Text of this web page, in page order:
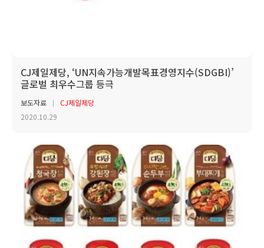
CJ제일제당, ‘UN지속가능개발목표경영지수(SDGBI)’
글로벌 최우수그룹 등극
보도자료
CJ제일제당
2020.10.29